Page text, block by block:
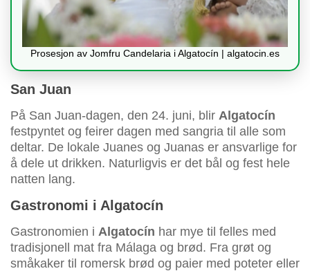
Prosesjon av Jomfru Candelaria i Algatocín | algatocin.es
San Juan
På San Juan-dagen, den 24. juni, blir Algatocín
festpyntet og feirer dagen med sangria til alle som
deltar. De lokale Juanes og Juanas er ansvarlige for
å dele ut drikken. Naturligvis er det bål og fest hele
natten lang.
Gastronomi i Algatocín
Gastronomien i Algatocín har mye til felles med
tradisjonell mat fra Málaga og brød. Fra grøt og
småkaker til romersk brød og paier med poteter eller